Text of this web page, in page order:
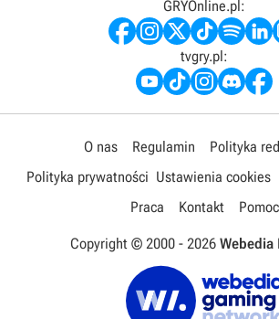
GRYOnline.pl:
tvgry.pl:
O nas Regulamin
Polityka
Polityka prywatności Ustawienia cookies
Praca
Kontakt Pomoc
Copyright © 2000 - 2026 Webedia